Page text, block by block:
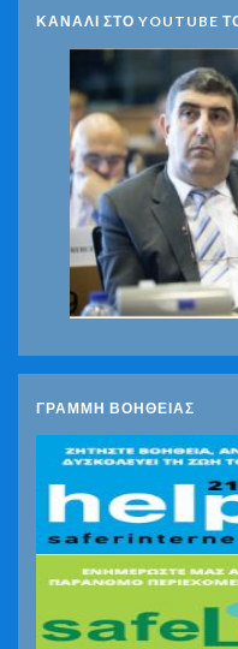
ΚΑΝΑΛΙ ΣΤΟ YOUTUBE
ΓΡΑΜΜΗ ΒΟΗΘΕΙΑΣ